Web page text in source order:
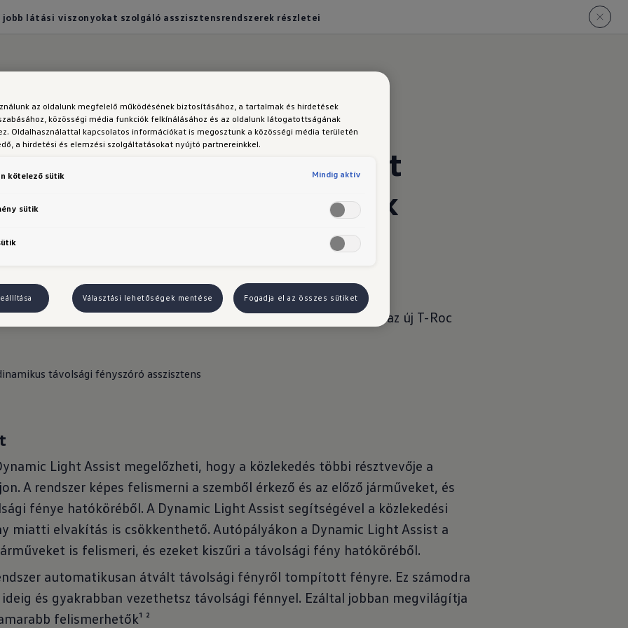
jobb látási viszonyokat szolgáló asszisztensrendszerek részletei
szolgáló asszisztensrendszerek részletei.
jobb látási viszonyokat
a következő asszisztensrendszerek állnak rendelkezésre az új T-Roc
távolsági fényszóró asszisztens
Light Assist megelőzheti, hogy a közlekedés többi résztvevője a
A rendszer képes felismerni a szemből érkező és az előző járműveket, és
fénye hatóköréből. A Dynamic Light Assist segítségével a közlekedési
miatti elvakítás is csökkenthető. Autópályákon a Dynamic Light Assist a
is felismeri, és ezeket kiszűri a távolsági fény hatóköréből.
automatikusan átvált távolsági fényről tompított fényre. Ez számodra
és gyakrabban vezethetsz távolsági fénnyel. Ezáltal jobban megvilágítja
felismerhetők¹ ²
az oldalunk megfelelő működésének biztosításához, a tartalmak és hirdetések
közösségi média funkciók felkínálásához és az oldalunk látogatottságának
Oldalhasználattal kapcsolatos információkat is megosztunk a közösségi média területén
a hirdetési és elemzési szolgáltatásokat nyújtó partnereinkkel.
kötelező sütik Mindig aktív
sütik
Választási lehetőségek mentése Fogadja el az összes sütiket